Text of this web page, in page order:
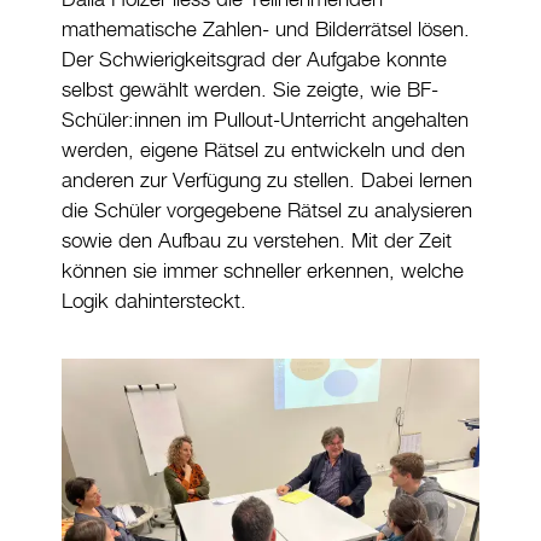
mathematische Zahlen- und Bilderrätsel lösen.
Der Schwierigkeitsgrad der Aufgabe konnte
selbst gewählt werden. Sie zeigte, wie BF-
Schüler:innen im Pullout-Unterricht angehalten
werden, eigene Rätsel zu entwickeln und den
anderen zur Verfügung zu stellen. Dabei lernen
die Schüler vorgegebene Rätsel zu analysieren
sowie den Aufbau zu verstehen. Mit der Zeit
können sie immer schneller erkennen, welche
Logik dahintersteckt.